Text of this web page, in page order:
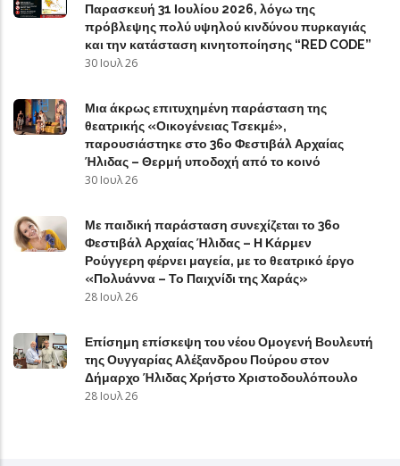
Παρασκευή 31 Ιουλίου 2026, λόγω της
πρόβλεψης πολύ υψηλού κινδύνου πυρκαγιάς
και την κατάσταση κινητοποίησης “RED CODE”
30 Ιουλ 26
Μια άκρως επιτυχημένη παράσταση της
θεατρικής «Οικογένειας Τσεκμέ»,
παρουσιάστηκε στο 36ο Φεστιβάλ Αρχαίας
Ήλιδας – Θερμή υποδοχή από το κοινό
30 Ιουλ 26
Με παιδική παράσταση συνεχίζεται το 36ο
Φεστιβάλ Αρχαίας Ήλιδας – Η Κάρμεν
Ρούγγερη φέρνει μαγεία, με το θεατρικό έργο
«Πολυάννα – Το Παιχνίδι της Χαράς»
28 Ιουλ 26
Επίσημη επίσκεψη του νέου Ομογενή Βουλευτή
της Ουγγαρίας Αλέξανδρου Πούρου στον
Δήμαρχο Ήλιδας Χρήστο Χριστοδουλόπουλο
28 Ιουλ 26